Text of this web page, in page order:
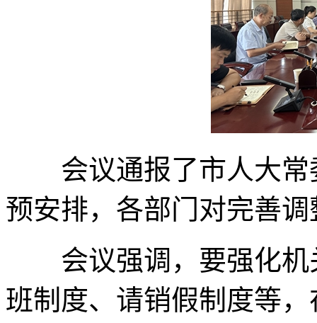
会议通报了市人大常
预安排，各部门对完善
会议强调，要强化机
班制度、请销假制度等